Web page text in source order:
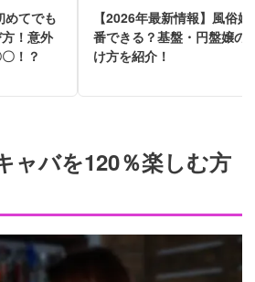
めてでも
！意外
！？
【2026年最新情報】風俗嬢
番できる？基盤・円盤嬢の
け方を紹介！
ャバを120％楽しむ方